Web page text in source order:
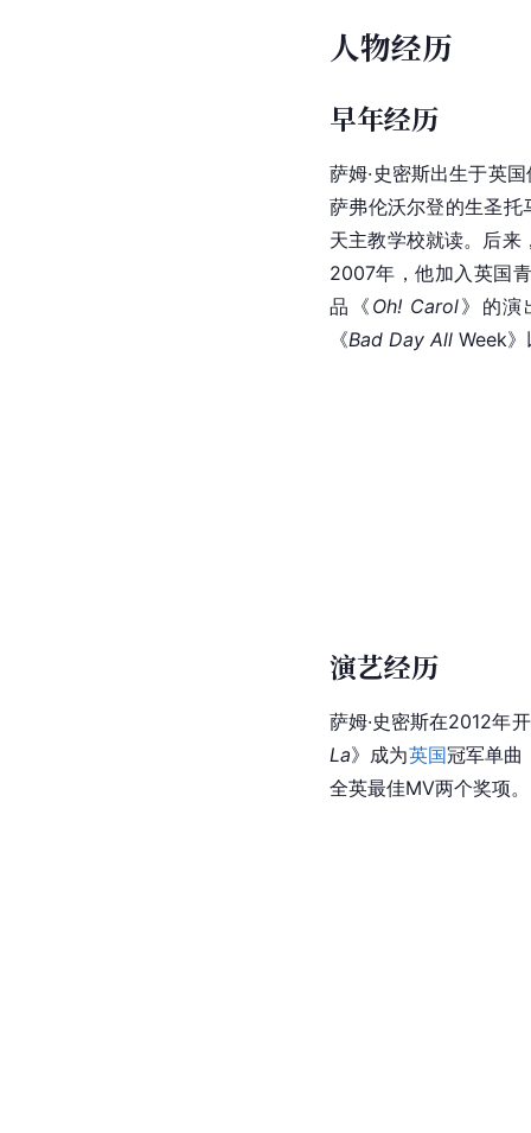
人物经历
早年经历
萨姆·史密斯出生于英
萨弗伦沃尔登的生圣托
天主教学校就读。后来
2007年，他加入英国
品《 Oh! Carol》的演
《Bad Day All Week
演艺经历
萨姆·史密斯在2012年
La》成为英国冠军单曲
全英最佳MV两个奖项。